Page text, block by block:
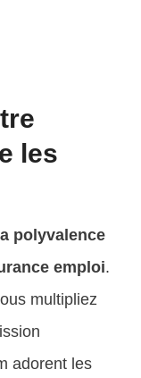
les
polyvalence
emploi.
multipliez
adorent les